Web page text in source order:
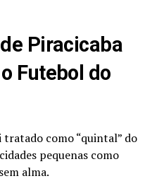
Piracicaba
Futebol do
como “quintal” do
pequenas como
alma.